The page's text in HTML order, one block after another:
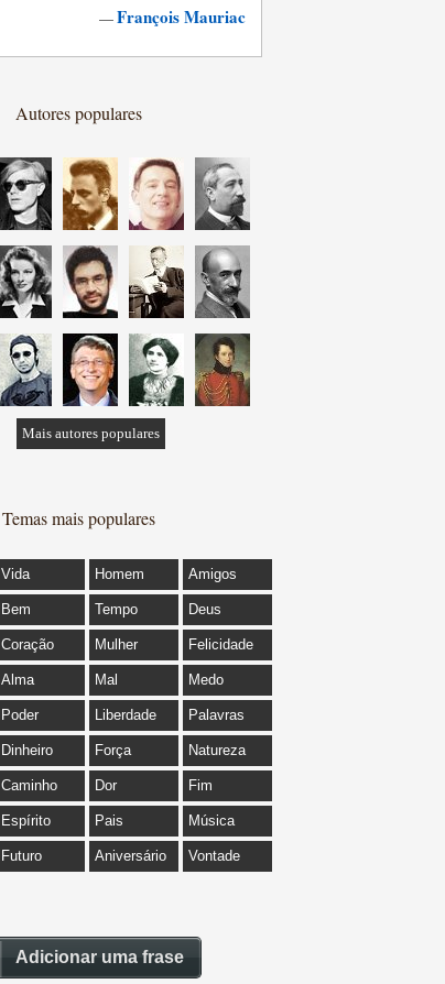
—François Mauriac
Autores populares
Mais autores populares
Temas mais populares
Vida Homem Amigos
Bem Tempo Deus
Coração Mulher Felicidade
Alma Mal Medo
Poder Liberdade Palavras
Dinheiro Força Natureza
Caminho Dor Fim
Espírito Pais Música
Futuro Aniversário Vontade
Adicionar uma frase